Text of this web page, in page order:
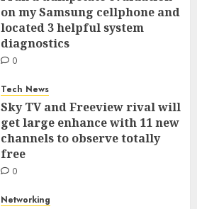
on my Samsung cellphone and
located 3 helpful system
diagnostics
0
Tech News
Sky TV and Freeview rival will
get large enhance with 11 new
channels to observe totally
free
0
Networking